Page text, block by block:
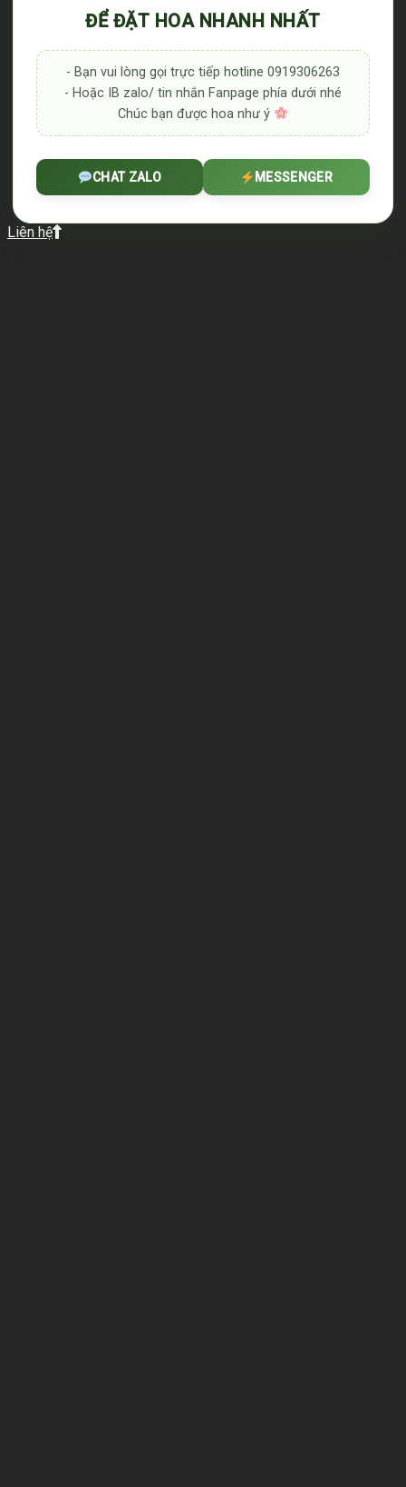
ĐỂ ĐẶT HOA NHANH NHẤT
- Bạn vui lòng gọi trực tiếp hotline 0919306263
- Hoặc IB zalo/ tin nhắn Fanpage phía dưới nhé
Chúc bạn được hoa như ý
CHAT ZALO MESSENGER
Liên hệ